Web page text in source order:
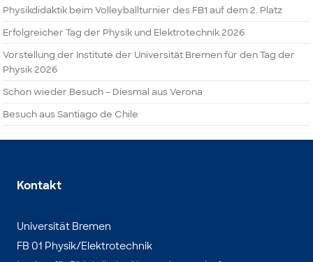
Physikdidaktik beim Volleyballturnier des FB1 auf dem 2. Platz
Erfolgreicher Tag der Physik und Elektrotechnik 2026
Vorstellung der Institute der Universität Bremen für den Tag der
Physik 2026
Schon wieder Besuch – Diesmal aus Verona
Besuch aus Santiago de Chile
Kontakt
Universität Bremen
FB 01 Physik/Elektrotechnik